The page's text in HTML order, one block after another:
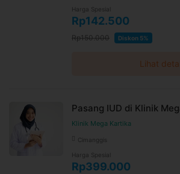
Harga Spesial
Rp142.500
Rp150.000 Diskon 5%
Lihat
Pasang IUD di Klinik
Klinik Mega Kartika
Cimanggis
Harga Spesial
Rp399.000